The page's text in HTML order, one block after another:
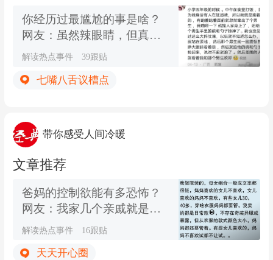
你经历过最尴尬的事是啥？
网友：虽然辣眼睛，但真的
爱看哦
解读热点事件 39跟贴
七嘴八舌议槽点
带你感受人间冷暖
文章推荐
爸妈的控制欲能有多恐怖？
网友：我家几个亲戚就是典
型的这种人
解读热点事件 16跟贴
天天开心圈